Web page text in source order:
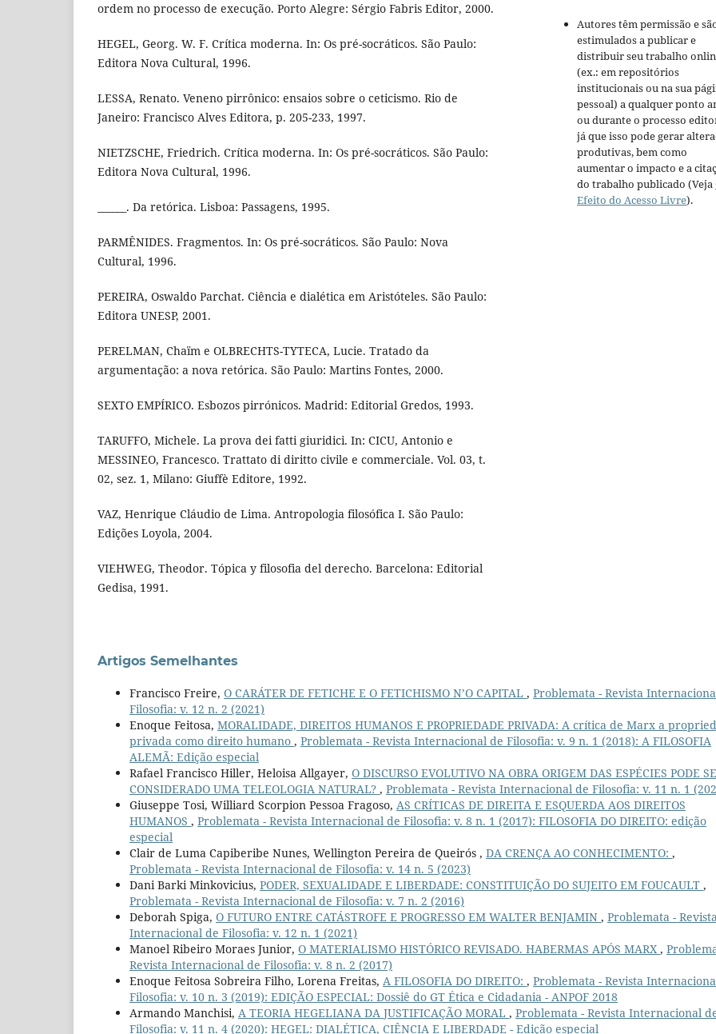
ordem no processo de execução. Porto Alegre: Sérgio Fabris Editor, 2000.
HEGEL, Georg. W. F. Crítica moderna. In: Os pré-socráticos. São Paulo:
Editora Nova Cultural, 1996.
LESSA, Renato. Veneno pirrônico: ensaios sobre o ceticismo. Rio de
Janeiro: Francisco Alves Editora, p. 205-233, 1997.
NIETZSCHE, Friedrich. Crítica moderna. In: Os pré-socráticos. São Paulo:
Editora Nova Cultural, 1996.
______. Da retórica. Lisboa: Passagens, 1995.
PARMÊNIDES. Fragmentos. In: Os pré-socráticos. São Paulo: Nova
Cultural, 1996.
PEREIRA, Oswaldo Parchat. Ciência e dialética em Aristóteles. São Paulo:
Editora UNESP, 2001.
PERELMAN, Chaïm e OLBRECHTS-TYTECA, Lucie. Tratado da
argumentação: a nova retórica. São Paulo: Martins Fontes, 2000.
SEXTO EMPÍRICO. Esbozos pirrónicos. Madrid: Editorial Gredos, 1993.
TARUFFO, Michele. La prova dei fatti giuridici. In: CICU, Antonio e
MESSINEO, Francesco. Trattato di diritto civile e commerciale. Vol. 03, t.
02, sez. 1, Milano: Giuffè Editore, 1992.
VAZ, Henrique Cláudio de Lima. Antropologia filosófica I. São Paulo:
Edições Loyola, 2004.
VIEHWEG, Theodor. Tópica y filosofia del derecho. Barcelona: Editorial
Gedisa, 1991.
Autores têm permissão e
estimulados a publicar e
distribuir seu trabalho
(ex.: em repositórios
institucionais ou na sua
pessoal) a qualquer ponto
ou durante o processo
já que isso pode gerar
produtivas, bem como
aumentar o impacto e a
do trabalho publicado (Veja
Efeito do Acesso Livre).
Artigos Semelhantes
Francisco Freire, O CARÁTER DE FETICHE E O FETICHISMO N’O CAPITAL , Problemata - Revista
Filosofia: v. 12 n. 2 (2021)
Enoque Feitosa, MORALIDADE, DIREITOS HUMANOS E PROPRIEDADE PRIVADA: A crítica de Marx a
privada como direito humano , Problemata - Revista Internacional de Filosofia: v. 9 n. 1 (2018): A FILOSOFIA
ALEMÃ: Edição especial
Rafael Francisco Hiller, Heloisa Allgayer, O DISCURSO EVOLUTIVO NA OBRA ORIGEM DAS ESPÉCIES PODE
CONSIDERADO UMA TELEOLOGIA NATURAL? , Problemata - Revista Internacional de Filosofia: v. 11 n. 1
Giuseppe Tosi, Williard Scorpion Pessoa Fragoso, AS CRÍTICAS DE DIREITA E ESQUERDA AOS DIREITOS
HUMANOS , Problemata - Revista Internacional de Filosofia: v. 8 n. 1 (2017): FILOSOFIA DO DIREITO: edição
especial
Clair de Luma Capiberibe Nunes, Wellington Pereira de Queirós , DA CRENÇA AO CONHECIMENTO: ,
Problemata - Revista Internacional de Filosofia: v. 14 n. 5 (2023)
Dani Barki Minkovicius, PODER, SEXUALIDADE E LIBERDADE: CONSTITUIÇÃO DO SUJEITO EM FOUCAULT ,
Problemata - Revista Internacional de Filosofia: v. 7 n. 2 (2016)
Deborah Spiga, O FUTURO ENTRE CATÁSTROFE E PROGRESSO EM WALTER BENJAMIN , Problemata -
Internacional de Filosofia: v. 12 n. 1 (2021)
Manoel Ribeiro Moraes Junior, O MATERIALISMO HISTÓRICO REVISADO. HABERMAS APÓS MARX ,
Revista Internacional de Filosofia: v. 8 n. 2 (2017)
Enoque Feitosa Sobreira Filho, Lorena Freitas, A FILOSOFIA DO DIREITO: , Problemata - Revista
Filosofia: v. 10 n. 3 (2019): EDIÇÃO ESPECIAL: Dossiê do GT Ética e Cidadania - ANPOF 2018
Armando Manchisi, A TEORIA HEGELIANA DA JUSTIFICAÇÃO MORAL , Problemata - Revista Internacional
Filosofia: v. 11 n. 4 (2020): HEGEL: DIALÉTICA, CIÊNCIA E LIBERDADE - Edição especial